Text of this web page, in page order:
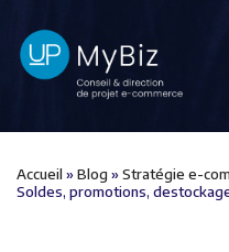
Accueil »Blog »Stratégie e-
Soldes, promotions,